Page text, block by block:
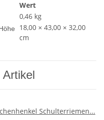
Wert
0,46 kg
18,00 × 43,00 × 32,00
cm
Artikel